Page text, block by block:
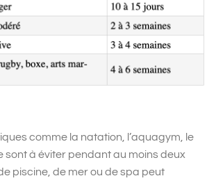
comme la natation, l’aquagym, le
sont à éviter pendant au moins deux
piscine, de mer ou de spa peut